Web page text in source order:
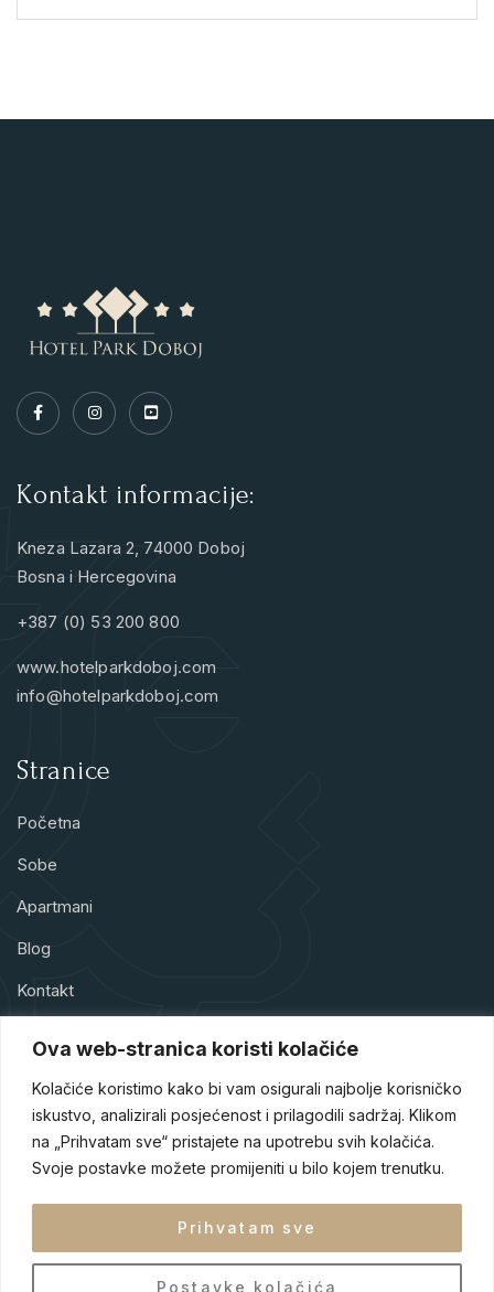
Ova web-stranica koristi kolačiće
Kolačiće koristimo kako bi vam osigurali najbolje korisničko
iskustvo, analizirali posjećenost i prilagodili sadržaj. Klikom
na „Prihvatam sve“ pristajete na upotrebu svih kolačića.
Svoje postavke možete promijeniti u bilo kojem trenutku.
Postavke kolačića
Prihvatam sve
Kontakt informacije:
Kneza Lazara 2, 74000 Doboj
Bosna i Hercegovina
+387 (0) 53 200 800
www.hotelparkdoboj.com
info@hotelparkdoboj.com
Stranice
Početna
Sobe
Apartmani
Blog
Kontakt
Hotel Park Doboj je hotel sa četiri zvjezdice smješten u srcu
Doboja, jednog od turističkih raskršća Bosne i Hercegovine.
Naš hotel je dizajniran tako da gostima pruži sigurnost,